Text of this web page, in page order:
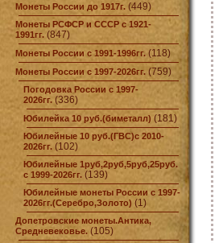
Монеты России до 1917г. (449)
Монеты РСФСР и СССР с 1921-
1991гг. (847)
Монеты России с 1991-1996гг. (118)
Монеты России с 1997-2026гг. (759)
Погодовка России с 1997-
2026гг. (336)
Юбилейка 10 руб.(биметалл) (181)
Юбилейные 10 руб.(ГВС)с 2010-
2026гг. (102)
Юбилейные 1руб,2руб,5руб,25руб.
с 1999-2026гг. (139)
Юбилейные монеты России с 1997-
2026гг.(Серебро,Золото) (1)
Допетровские монеты.Антика,
Средневековье. (105)